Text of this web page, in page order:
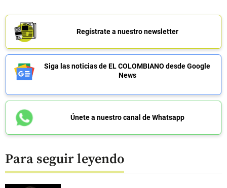
Regístrate a nuestro newsletter
Siga las noticias de EL COLOMBIANO desde Google
News
Únete a nuestro canal de Whatsapp
Para seguir leyendo